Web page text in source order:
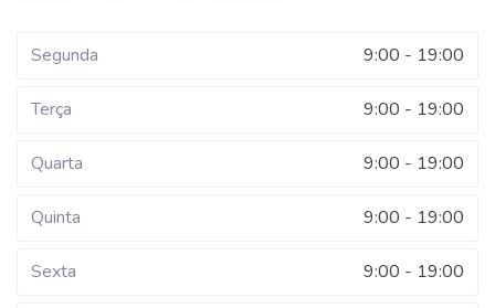
Segunda 9:00 - 19:00
Terça 9:00 - 19:00
Quarta 9:00 - 19:00
Quinta 9:00 - 19:00
Sexta 9:00 - 19:00